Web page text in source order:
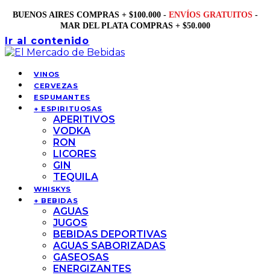
BUENOS AIRES COMPRAS + $100.000 - ENVÍOS GRATUITOS -
MAR DEL PLATA COMPRAS + $50.000
Ir al contenido
VINOS
CERVEZAS
ESPUMANTES
+ ESPIRITUOSAS
APERITIVOS
VODKA
RON
LICORES
GIN
TEQUILA
WHISKYS
+ BEBIDAS
AGUAS
JUGOS
BEBIDAS DEPORTIVAS
AGUAS SABORIZADAS
GASEOSAS
ENERGIZANTES